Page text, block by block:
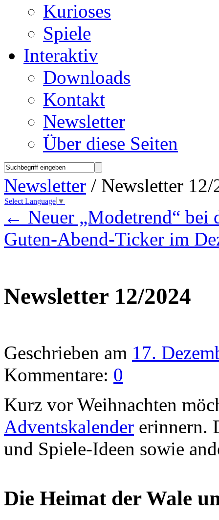
Kurioses
Spiele
Interaktiv
Downloads
Kontakt
Newsletter
Über diese Seiten
Newsletter / Newsletter 12/
Select Language ▼
← Neuer „Modetrend“ bei
Guten-Abend-Ticker im
Newsletter 12/2024
Geschrieben am 17.
Kommentare: 0
Kurz vor Weihnachten
Adventskalender erinnern.
und Spiele-Ideen sowie
Die Heimat der Wale